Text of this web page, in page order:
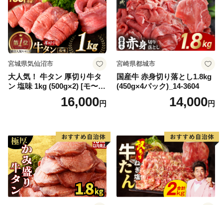
宮城県気仙沼市
大人気！ 牛タン 厚切り牛タ
ン 塩味 1kg (500g×2) [モ〜ラ
ンド 宮城県 気仙沼市 205646
60] 肉 牛肉 精肉 牛たん 牛タ
厚切り タン
16,000円
宮崎県都城市
国産牛 赤身切り落とし1.8kg
(450g×4パック)_14-3604
14,000円